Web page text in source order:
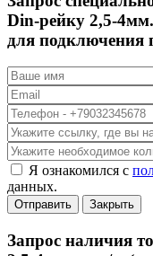
Din-рейку 2,5-
для подключения
Я ознакомился с
данных.
Отправить Закрыть
Запрос наличия